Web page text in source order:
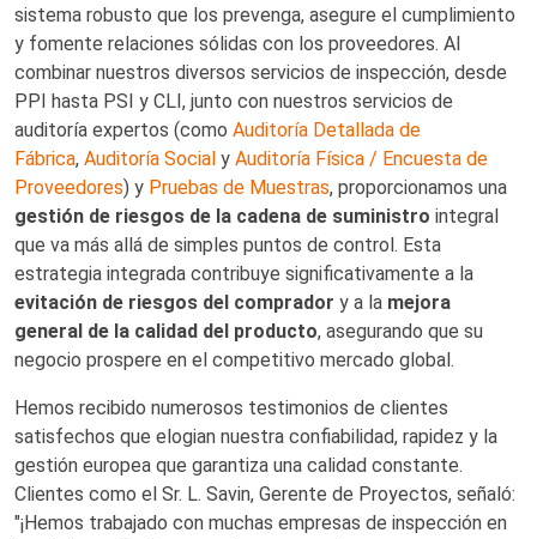
sistema robusto que los prevenga, asegure el cumplimiento
y fomente relaciones sólidas con los proveedores. Al
combinar nuestros diversos servicios de inspección, desde
PPI hasta PSI y CLI, junto con nuestros servicios de
auditoría expertos (como Auditoría Detallada de
Fábrica, Auditoría Social y Auditoría Física / Encuesta de
Proveedores) y Pruebas de Muestras, proporcionamos una
gestión de riesgos de la cadena de suministro integral
que va más allá de simples puntos de control. Esta
estrategia integrada contribuye significativamente a la
evitación de riesgos del comprador y a la mejora
general de la calidad del producto, asegurando que su
negocio prospere en el competitivo mercado global.
Hemos recibido numerosos testimonios de clientes
satisfechos que elogian nuestra confiabilidad, rapidez y la
gestión europea que garantiza una calidad constante.
Clientes como el Sr. L. Savin, Gerente de Proyectos, señaló:
"¡Hemos trabajado con muchas empresas de inspección en